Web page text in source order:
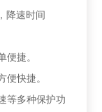
降速时间
捷。
便快捷。
多种保护功